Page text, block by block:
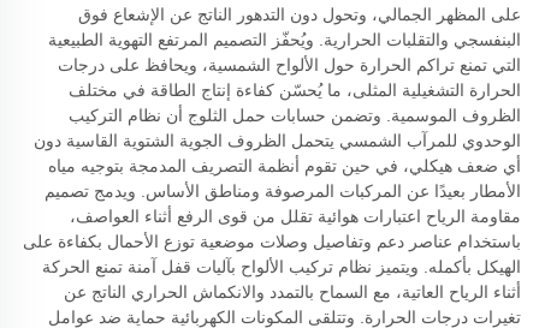
على المظهر الجمالي، وتحول دون التدهور الناتج عن الإشعاع فوق
البنفسجي والتقلبات الحرارية. ويُحفّز التصميم المرتفع التهوية الطبيعية
التي تمنع تراكم الحرارة حول الألواح الشمسية، ويحافظ على درجات
الحرارة التشغيلية المثلى، ما يُحسّن كفاءة إنتاج الطاقة في مختلف
الظروف الموسمية. وتضمن حسابات حمل الثلوج أن نظام التركيب
الوحدوي للمرآب الشمسي يتحمل الظروف الجوية الشتوية القاسية دون
أي ضعف هيكلي، في حين تقوم أنظمة التصريف المدمجة بتوجيه مياه
الأمطار بعيدًا عن المركبات المرصوفة ومناطق الأساس. ويدمج تصميم
مقاومة الرياح اعتبارات هوائية تقلل من قوى الرفع أثناء العواصف،
باستخدام عناصر دعم وتفاصيل وصلات موضعية توزع الأحمال بكفاءة على
الهيكل بأكمله. ويتميز نظام تركيب الألواح بآليات قفل آمنة تمنع الحركة
أثناء الرياح العاتية، مع السماح بالتمدد والانكماش الحراري الناتج عن
تغيرات درجات الحرارة. وتتلقى المكونات الكهربائية حماية ضد عوامل